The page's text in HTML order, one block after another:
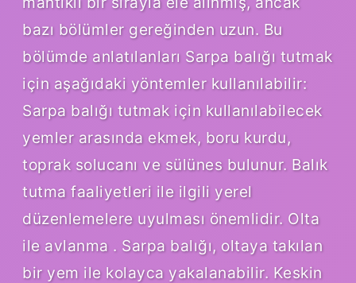
bazı bölümler gereğinden uzun. Bu
bölümde anlatılanları Sarpa balığı tutmak
için aşağıdaki yöntemler kullanılabilir:
Sarpa balığı tutmak için kullanılabilecek
yemler arasında ekmek, boru kurdu,
toprak solucanı ve sülünes bulunur. Balık
tutma faaliyetleri ile ilgili yerel
düzenlemelere uyulması önemlidir. Olta
ile avlanma . Sarpa balığı, oltaya takılan
bir yem ile kolayca yakalanabilir. Keskin